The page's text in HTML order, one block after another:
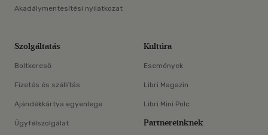
Akadálymentesítési nyilatkozat
Szolgáltatás
Boltkereső
Fizetés és szállítás
Ajándékkártya egyenlege
Ügyfélszolgálat
Kultúra
Események
Libri Magazin
Libri Mini Polc
Partnereinknek